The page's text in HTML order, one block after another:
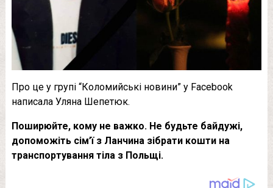
Про це у групі “Коломийські новини” у Facebook
написала Уляна Шепетюк.
Поширюйте, кому не важко. Не будьте байдужі,
допоможіть сім’ї з Ланчина зібрати кошти на
транспортування тіла з Польщі.